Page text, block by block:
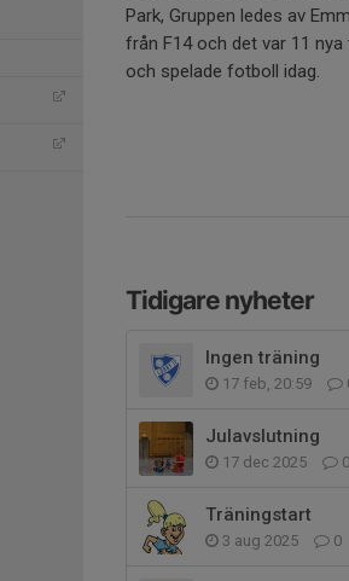
Park, Gruppen ledes av
från F14 och det var 11
och spelade fotboll idag.
Tidigare nyheter
Ingen träning
17 feb, 20:59
Julavslutning
17 dec 2025 0
Träningstart
3 aug 2025 0